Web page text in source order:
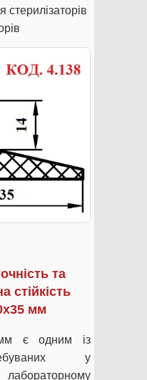
та
стійкість
мм
мм є одним із
у